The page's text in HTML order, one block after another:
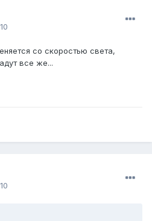
со скоростью света,
все же...